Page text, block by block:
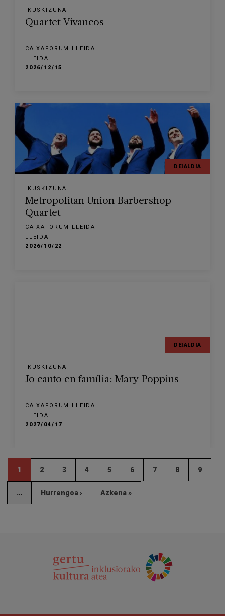
IKUSKIZUNA
Quartet Vivancos
CAIXAFORUM LLEIDA
LLEIDA
2026/12/15
DEIALDIA
IKUSKIZUNA
Metropolitan Union Barbershop
Quartet
CAIXAFORUM LLEIDA
LLEIDA
2026/10/22
DEIALDIA
IKUSKIZUNA
Jo canto en família: Mary Poppins
CAIXAFORUM LLEIDA
LLEIDA
2027/04/17
1 2 3 4 5 6 7 8 9
… Hurrengoa › Azkena »